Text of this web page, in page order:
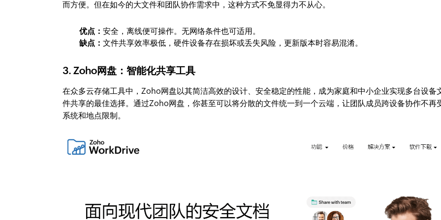
而方便。但在如今的大文件和团队协作需求中，这种方式不免显得力不从心。
优点：安全，离线便可操作。无网络条件也可适用。
缺点：文件共享效率极低，硬件设备存在损坏或丢失风险，更新版本时容易混淆。
3. Zoho网盘：智能化共享工具
在众多云存储工具中，Zoho网盘以其简洁高效的设计、安全稳定的性能，成为家庭和中小企业实现多台设备
件共享的最佳选择。通过Zoho网盘，你甚至可以将分散的文件统一到一个云端，让团队成员跨设备协作不再
系统和地点限制。